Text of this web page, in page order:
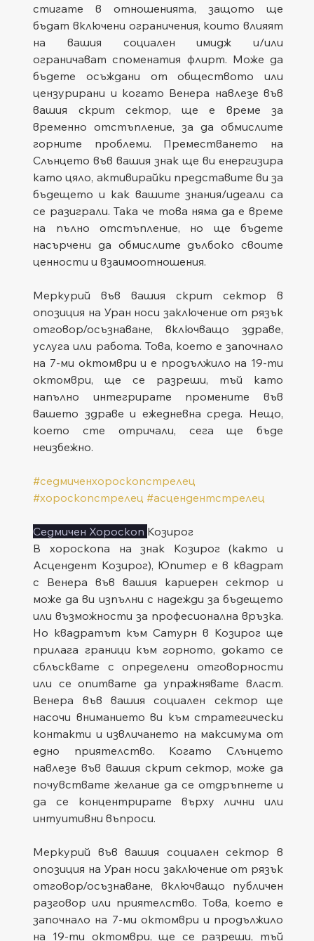
стигате в отношенията, защото ще
бъдат включени ограничения, които влияят
на вашия социален имидж и/или
ограничават споменатия флирт. Може да
бъдете осъждани от обществото или
цензурирани и когато Венера навлезе във
вашия скрит сектор, ще е време за
временно отстъпление, за да обмислите
горните проблеми. Преместването на
Слънцето във вашия знак ще ви енергизира
като цяло, активирайки представите ви за
бъдещето и как вашите знания/идеали са
се разиграли. Така че това няма да е време
на пълно отстъпление, но ще бъдете
насърчени да обмислите дълбоко своите
ценности и взаимоотношения.
Меркурий във вашия скрит сектор в
опозиция на Уран носи заключение от рязък
отговор/осъзнаване, включващо здраве,
услуга или работа. Това, което е започнало
на 7-ми октомври и е продължило на 19-ти
октомври, ще се разреши, тъй като
напълно интегрирате промените във
вашето здраве и ежедневна среда. Нещо,
което сте отричали, сега ще бъде
неизбежно.
#седмиченхороскопстрелец
#хороскопстрелец #асцендентстрелец
Седмичен Хороскоп Козирог
В хороскопа на знак Козирог (както и
Асцендент Козирог), Юпитер е в квадрат
с Венера във вашия кариерен сектор и
може да ви изпълни с надежди за бъдещето
или възможности за професионална връзка.
Но квадратът към Сатурн в Козирог ще
прилага граници към горното, докато се
сблъсквате с определени отговорности
или се опитвате да упражнявате власт.
Венера във вашия социален сектор ще
насочи вниманието ви към стратегически
контакти и извличането на максимума от
едно приятелство. Когато Слънцето
навлезе във вашия скрит сектор, може да
почувствате желание да се отдръпнете и
да се концентрирате върху лични или
интуитивни въпроси.
Меркурий във вашия социален сектор в
опозиция на Уран носи заключение от рязък
отговор/осъзнаване, включващо публичен
разговор или приятелство. Това, което е
започнало на 7-ми октомври и продължило
на 19-ти октомври, ще се разреши, тъй